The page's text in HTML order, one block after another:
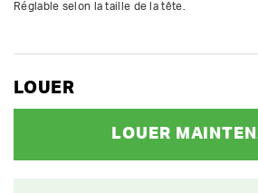
Réglable selon la taille de la tête.
LOUER
LOUER